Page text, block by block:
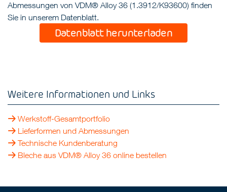
Abmessungen von VDM® Alloy 36 (1.3912/K93600) finden
Sie in unserem Datenblatt.
Datenblatt herunterladen
Weitere Informationen und Links
Werkstoff-Gesamtportfolio
Lieferformen und Abmessungen
Technische Kundenberatung
Bleche aus VDM® Alloy 36 online bestellen